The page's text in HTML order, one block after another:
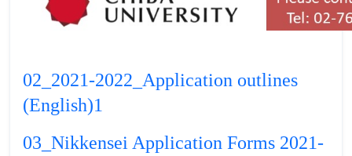
02_2021-2022_Application outlines
(English)1
03_Nikkensei Application Forms 2021-